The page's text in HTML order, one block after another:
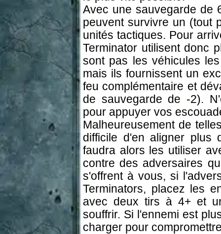
Avec une sauvegarde de
peuvent survivre un (tout
unités tactiques. Pour
Terminator utilisent donc
sont pas les véhicules
mais ils fournissent un
feu complémentaire et
de sauvegarde de -2).
pour appuyer vos
Malheureusement de
difficile d'en aligner plus
faudra alors les utiliser
contre des adversaires
s'offrent à vous, si
Terminators, placez les
avec deux tirs à 4+ et
souffrir. Si l'ennemi est
charger pour